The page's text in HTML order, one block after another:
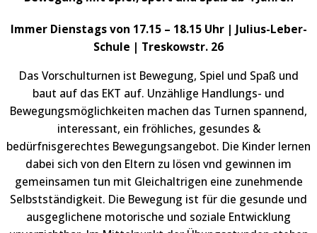
Immer Dienstags von 17.15 – 18.15 Uhr | Julius-Leber-
Schule | Treskowstr. 26
Das Vorschulturnen ist Bewegung, Spiel und Spaß und
baut auf das EKT auf. Unzählige Handlungs- und
Bewegungsmöglichkeiten machen das Turnen spannend,
interessant, ein fröhliches, gesundes &
bedürfnisgerechtes Bewegungsangebot. Die Kinder lernen
dabei sich von den Eltern zu lösen vnd gewinnen im
gemeinsamen tun mit Gleichaltrigen eine zunehmende
Selbstständigkeit. Die Bewegung ist für die gesunde und
ausgeglichene motorische und soziale Entwicklung